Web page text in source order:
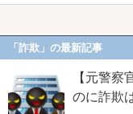
「詐欺」の最新記事
【元警察
のに詐欺